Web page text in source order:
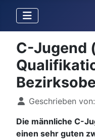
C-Jugend
DetailsGeschrieben von:
Die männliche C-
einen sehr guten